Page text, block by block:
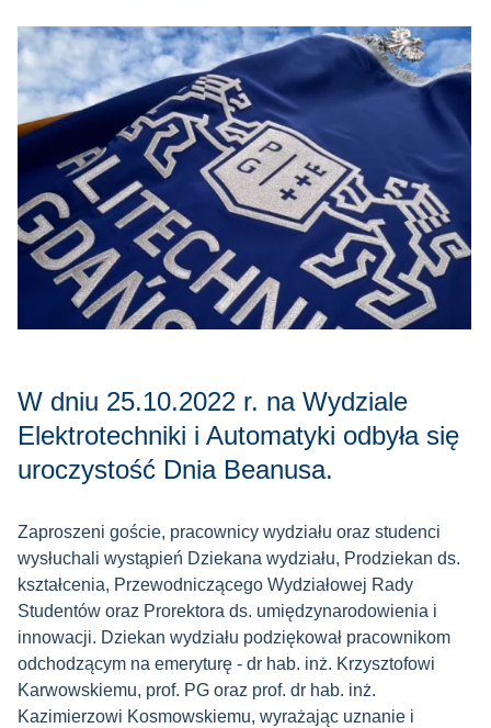
W dniu 25.10.2022 r. na Wydziale
Elektrotechniki i Automatyki odbyła się
uroczystość Dnia Beanusa.
Zaproszeni goście, pracownicy wydziału oraz studenci
wysłuchali wystąpień Dziekana wydziału, Prodziekan ds.
kształcenia, Przewodniczącego Wydziałowej Rady
Studentów oraz Prorektora ds. umiędzynarodowienia i
innowacji. Dziekan wydziału podziękował pracownikom
odchodzącym na emeryturę - dr hab. inż. Krzysztofowi
Karwowskiemu, prof. PG oraz prof. dr hab. inż.
Kazimierzowi Kosmowskiemu, wyrażając uznanie i